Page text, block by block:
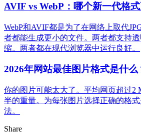
AVIF vs WebP：哪个新一代格
WebP和AVIF都是为了在网络上取代
者都能生成更小的文件。两者都支持
缩。两者都在现代浏览器中运行良好。
2026年网站最佳图片格式是什么
你的图片可能太大了。平均网页超过2
半的重量。为每张图片选择正确的格
法。
Share